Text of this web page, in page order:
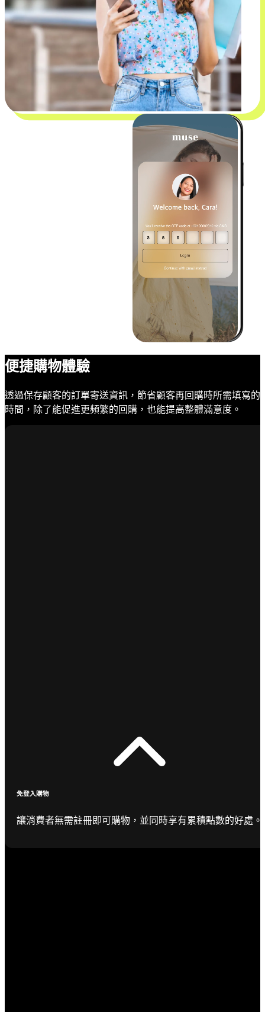
便捷購物體驗
透過保存顧客的訂單寄送資訊，節省顧客再回購時所需填寫的
時間，除了能促進更頻繁的回購，也能提高整體滿意度。
免登入購物
讓消費者無需註冊即可購物，並同時享有累積點數的好處。